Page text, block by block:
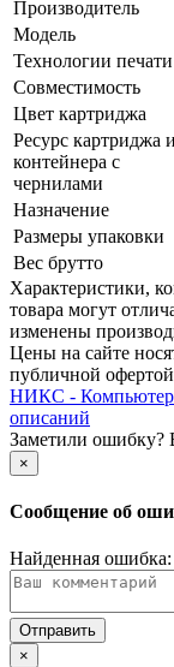
Производитель
Модель
Технологии печати
Совместимость
Цвет картриджа
Ресурс картриджа
контейнера с
чернилами
Назначение
Размеры упаковки
Вес брутто
Xарактеристики,
товара могут
изменены
Цены на сайте
публичной
НИКС -
описаний
Заметили ошибку?
×
Сообщение об
Найденная ошибка:
×